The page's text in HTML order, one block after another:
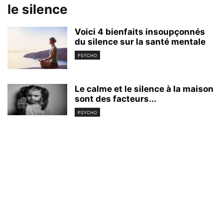
le silence
Voici 4 bienfaits insoupçonnés
du silence sur la santé mentale
PSYCHO
Le calme et le silence à la maison
sont des facteurs...
PSYCHO